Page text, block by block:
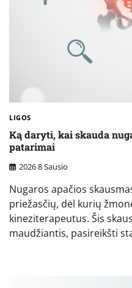
LIGOS
Ką daryti, kai skauda
patarimai
2026 8 Sausio
Nugaros apačios
priežasčių, dėl kurių
kineziterapeutus. Šis
maudžiantis, pasireikšti